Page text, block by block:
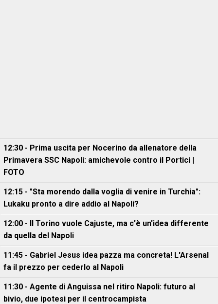
12:30 - Prima uscita per Nocerino da allenatore della
Primavera SSC Napoli: amichevole contro il Portici |
FOTO
12:15 - "Sta morendo dalla voglia di venire in Turchia":
Lukaku pronto a dire addio al Napoli?
12:00 - Il Torino vuole Cajuste, ma c'è un'idea differente
da quella del Napoli
11:45 - Gabriel Jesus idea pazza ma concreta! L'Arsenal
fa il prezzo per cederlo al Napoli
11:30 - Agente di Anguissa nel ritiro Napoli: futuro al
bivio, due ipotesi per il centrocampista